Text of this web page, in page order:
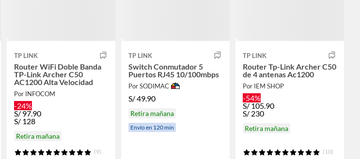
TP LINK
Router WiFi Doble Banda
TP-Link Archer C50
AC1200 Alta Velocidad
Por INFOCOM
-24%
S/97.90
S/ 128
Retira mañana
(9)
TP LINK
Switch Conmutador 5
Puertos RJ45 10/100mbps
Por SODIMAC
S/49.90
Retira mañana
Envío en 120 min
TP LINK
Router Tp-Link Archer C50
de 4 antenas Ac1200
Por IEM SHOP
-54%
S/105.90
S/ 230
Retira mañana
(10)